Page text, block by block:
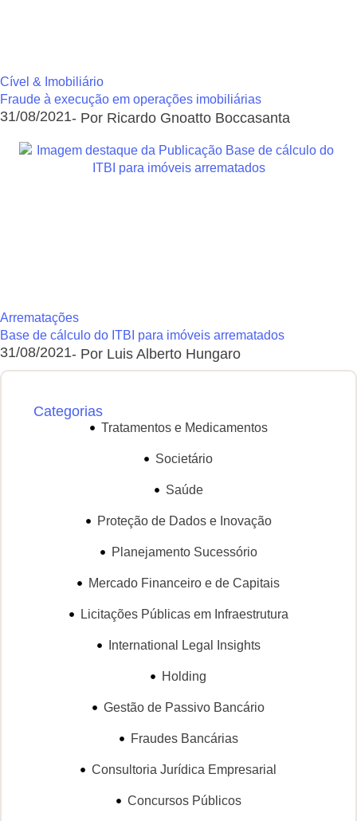
Cível & Imobiliário
Fraude à execução em operações imobiliárias
31/08/2021- Por Ricardo Gnoatto Boccasanta
Arrematações
Base de cálculo do ITBI para imóveis arrematados
31/08/2021- Por Luis Alberto Hungaro
Categorias
Tratamentos e Medicamentos
Societário
Saúde
Proteção de Dados e Inovação
Planejamento Sucessório
Mercado Financeiro e de Capitais
Licitações Públicas em Infraestrutura
International Legal Insights
Holding
Gestão de Passivo Bancário
Fraudes Bancárias
Consultoria Jurídica Empresarial
Concursos Públicos